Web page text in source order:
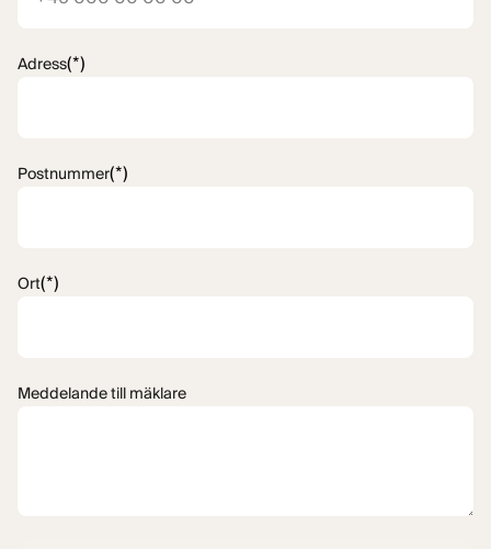
Adress(*)
Postnummer(*)
Ort(*)
Meddelande till mäklare